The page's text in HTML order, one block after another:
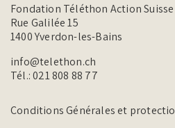
Fondation Téléthon Action Suisse
Rue Galilée 15
1400 Yverdon-les-Bains
info@telethon.ch
Tél.:021 808 88 77
Conditions Générales et